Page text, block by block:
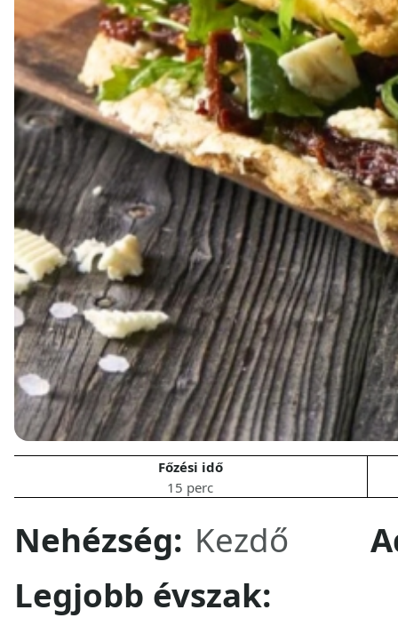
Főzési idő
15 perc
Nehézség: Kezdő
Legjobb évszak: